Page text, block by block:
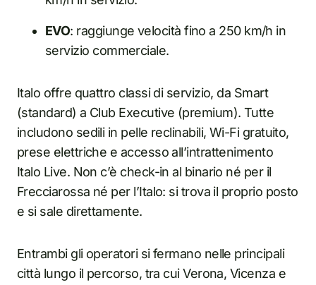
EVO: raggiunge velocità fino a 250 km/h in
servizio commerciale.
Italo offre quattro classi di servizio, da Smart
(standard) a Club Executive (premium). Tutte
includono sedili in pelle reclinabili, Wi-Fi gratuito,
prese elettriche e accesso all’intrattenimento
Italo Live. Non c’è check-in al binario né per il
Frecciarossa né per l’Italo: si trova il proprio posto
e si sale direttamente.
Entrambi gli operatori si fermano nelle principali
città lungo il percorso, tra cui Verona, Vicenza e